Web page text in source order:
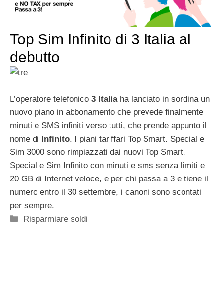
Top Sim Infinito di 3 Italia al
debutto
L’operatore telefonico 3 Italiaha lanciato in sordina un
nuovo piano in abbonamento che prevede finalmente
minuti e SMS infiniti verso tutti, che prende appunto il
nome di Infinito. I piani tariffari Top Smart, Special e
Sim 3000 sono rimpiazzati dai nuovi Top Smart,
Special e Sim Infinito con minuti e sms senza limiti e
20 GB di Internet veloce, e per chi passa a 3 e tiene il
numero entro il 30 settembre, i canoni sono scontati
per sempre.
Categorie
Risparmiare soldi